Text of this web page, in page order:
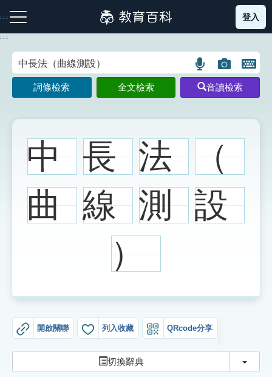
到
主
:::
注音索引圖示 筆畫索引圖示 部首索引表圖示
網站導覽
生字詞彙表
單字索引
生命大百科索引
登入
:::
語
言
搜
示
圖
片
搜
示
開
鍵
圖
詞條檢索 全文檢索 音讀檢索
中 長 法 （
曲 線 測 設
）
開啟關聯 列入收藏 QRcode分享
切換辭典 切換